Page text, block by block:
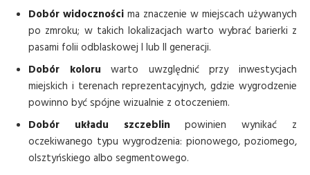
Dobór widoczności ma znaczenie w miejscach używanych
po zmroku; w takich lokalizacjach warto wybrać barierki z
pasami folii odblaskowej I lub II generacji.
Dobór koloru warto uwzględnić przy inwestycjach
miejskich i terenach reprezentacyjnych, gdzie wygrodzenie
powinno być spójne wizualnie z otoczeniem.
Dobór układu szczeblin powinien wynikać z
oczekiwanego typu wygrodzenia: pionowego, poziomego,
olsztyńskiego albo segmentowego.